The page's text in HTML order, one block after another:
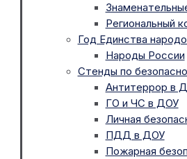
Региональный
Год Единства
Народы России
Стенды по
Антитеррор в
ГО и ЧС в ДОУ
Личная
ПДД в ДОУ
Пожарная